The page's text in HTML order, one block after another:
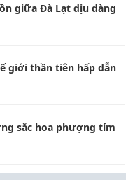
giữa Đà Lạt dịu dàng
giới thần tiên hấp dẫn
sắc hoa phượng tím